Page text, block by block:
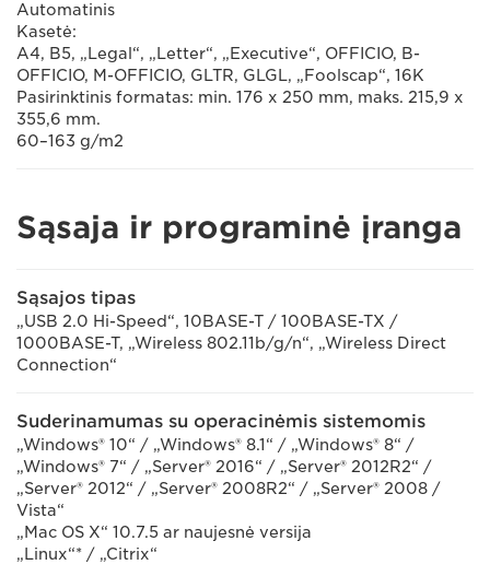
Automatinis
Kasetė:
A4, B5, „Legal“, „Letter“, „Executive“, OFFICIO, B-
OFFICIO, M-OFFICIO, GLTR, GLGL, „Foolscap“, 16K
Pasirinktinis formatas: min. 176 x 250 mm, maks. 215,9 x
355,6 mm.
60–163 g/m2
Sąsaja ir programinė įranga
Sąsajos tipas
„USB 2.0 Hi-Speed“, 10BASE-T / 100BASE-TX /
1000BASE-T, „Wireless 802.11b/g/n“, „Wireless Direct
Connection“
Suderinamumas su operacinėmis sistemomis
„Windows® 10“ / „Windows® 8.1“ / „Windows® 8“ /
„Windows® 7“ / „Server® 2016“ / „Server® 2012R2“ /
„Server® 2012“ / „Server® 2008R2“ / „Server® 2008 /
Vista“
„Mac OS X“ 10.7.5 ar naujesnė versija
„Linux“* / „Citrix“